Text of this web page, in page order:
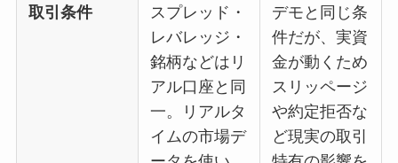
取引条件
スプレッド・
レバレッジ・
銘柄などはリ
アル口座と同
一。リアルタ
イムの市場デ
デモと同じ条
件だが、実資
金が動くため
スリッページ
や約定拒否な
ど現実の取引